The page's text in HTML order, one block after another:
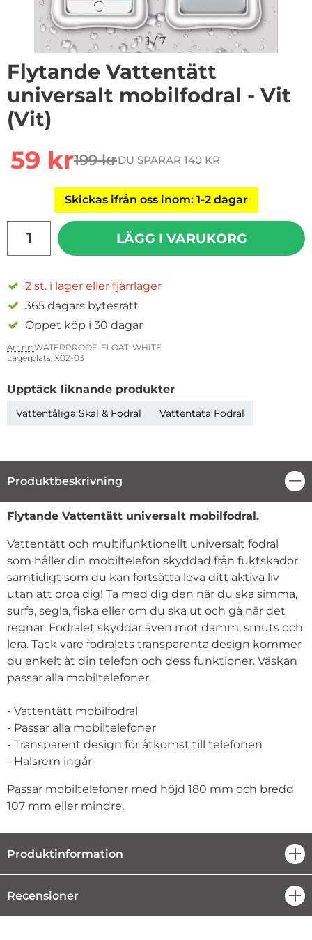
1/7
Flytande Vattentätt
universalt mobilfodral - Vit
(Vit)
rea pris
59 krtidigare pris
199 krDU SPARAR 140 KR
Skickas ifrån oss inom: 1-2 dagar
LÄGG I VARUKORG
2 st. i lager eller fjärrlager
365 dagars bytesrätt
Öppet köp i 30 dagar
Art nr: WATERPROOF-FLOAT-WHITE
Lagerplats: X02-03
Upptäck liknande produkter
Vattentåliga Skal & Fodral Vattentäta Fodral
Produktbeskrivning
Produktbeskrivning
Flytande Vattentätt universalt mobilfodral.
Vattentätt och multifunktionellt universalt fodral
som håller din mobiltelefon skyddad från fuktskador
samtidigt som du kan fortsätta leva ditt aktiva liv
utan att oroa dig! Ta med dig den när du ska simma,
surfa, segla, fiska eller om du ska ut och gå när det
regnar. Fodralet skyddar även mot damm, smuts och
lera. Tack vare fodralets transparenta design kommer
du enkelt åt din telefon och dess funktioner. Väskan
passar alla mobiltelefoner.
- Vattentätt mobilfodral
- Passar alla mobiltelefoner
- Transparent design för åtkomst till telefonen
- Halsrem ingår
Passar mobiltelefoner med höjd 180 mm och bredd
107 mm eller mindre.
Produktinformation
Recensioner